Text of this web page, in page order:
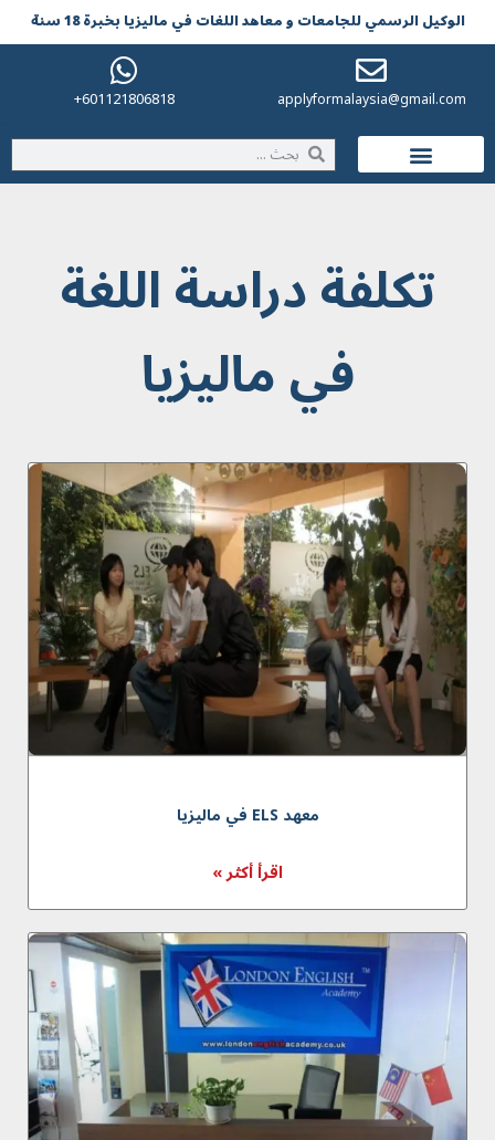
الوکیل الرسمي للجامعات و معاهد اللغات في مالیزیا بخبرة 18 سنة
applyformalaysia@gmail.com
601121806818+
تكلفة دراسة اللغة
في ماليزيا
معهد ELS في ماليزيا
اقرأ أكثر »